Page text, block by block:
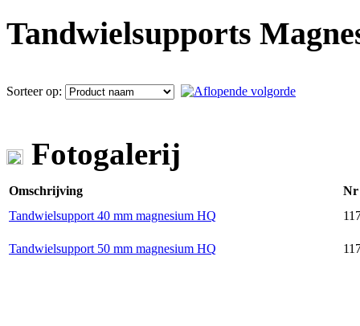
Tandwielsupports
Sorteer op:
Fotogalerij
Omschrijving
Nr
Tandwielsupport 40 mm magnesium HQ
Tandwielsupport 50 mm magnesium HQ